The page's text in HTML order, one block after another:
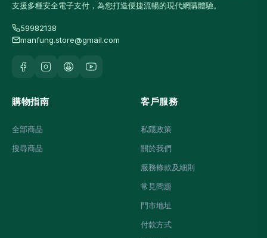
支援多種安全電子支付，為您打造便捷流暢的現代網購體驗。
59982138
manfung.store@gmail.com
購物指南
全部商品
搜尋商品
客戶服務
私隱政策
關於我們
服務條款及細則
常見問題
門市地址
付款方式